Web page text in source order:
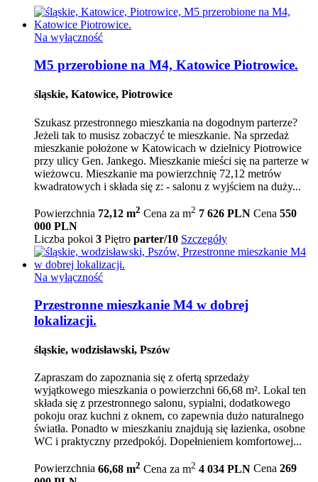
Na wyłączność
M5 przerobione na M4, Katowice Piotrowice.
śląskie, Katowice, Piotrowice
Szukasz przestronnego mieszkania na dogodnym parterze?
Jeżeli tak to musisz zobaczyć te mieszkanie. Na sprzedaż
mieszkanie położone w Katowicach w dzielnicy Piotrowice
przy ulicy Gen. Jankego. Mieszkanie mieści się na parterze w
wieżowcu. Mieszkanie ma powierzchnię 72,12 metrów
kwadratowych i składa się z: - salonu z wyjściem na duży...
Powierzchnia 72,12 m2 Cena za m2 7 626 PLN Cena 550
000 PLN
Liczba pokoi 3 Piętro parter/10 Szczegóły
Na wyłączność
Przestronne mieszkanie M4 w dobrej
lokalizacji.
śląskie, wodzisławski, Pszów
Zapraszam do zapoznania się z ofertą sprzedaży
wyjątkowego mieszkania o powierzchni 66,68 m². Lokal ten
składa się z przestronnego salonu, sypialni, dodatkowego
pokoju oraz kuchni z oknem, co zapewnia dużo naturalnego
światła. Ponadto w mieszkaniu znajdują się łazienka, osobne
WC i praktyczny przedpokój. Dopełnieniem komfortowej...
Powierzchnia 66,68 m2 Cena za m2 4 034 PLN Cena 269